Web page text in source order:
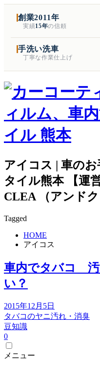
創業2011年
実績15年の信頼
手洗い洗車
丁寧な作業仕上げ
アイコス | 車の
タイル熊本 【運
CLEA （アンドク
Tagged
HOME
アイコス
車内でタバコ 汚
い？
2015年12月5日
タバコのヤニ汚れ・消臭
豆知識
0
メニュー